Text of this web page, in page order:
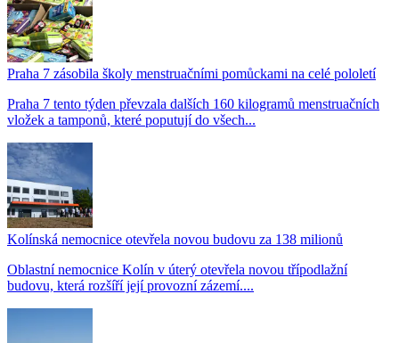
Praha 7 zásobila školy menstruačními pomůckami na celé pololetí
Praha 7 tento týden převzala dalších 160 kilogramů menstruačních
vložek a tamponů, které poputují do všech...
Kolínská nemocnice otevřela novou budovu za 138 milionů
Oblastní nemocnice Kolín v úterý otevřela novou třípodlažní
budovu, která rozšíří její provozní zázemí....